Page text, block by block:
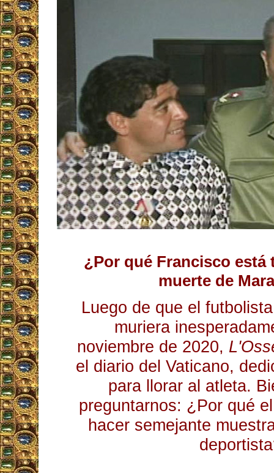
¿Por qué Francisco está
muerte de
Luego de que el
muriera
noviembre de 2020,
el diario del Vaticano,
para llorar al atleta.
preguntarnos: ¿Por qué
hacer semejante